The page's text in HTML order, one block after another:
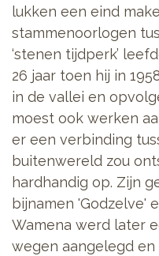
lukken een eind
stammenoorlogen
‘stenen tijdperk’
26 jaar toen hij in
in de vallei en
moest ook werken
er een verbinding
buitenwereld zou
hardhandig op. Zijn
bijnamen 'Godzelve'
Wamena werd later
wegen aangelegd